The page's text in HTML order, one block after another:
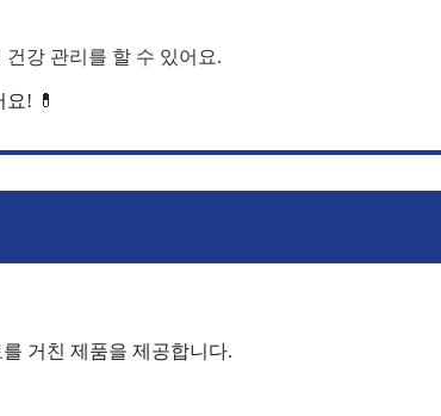
강 관리를 할 수 있어요.
! 💊
거친 제품을 제공합니다.